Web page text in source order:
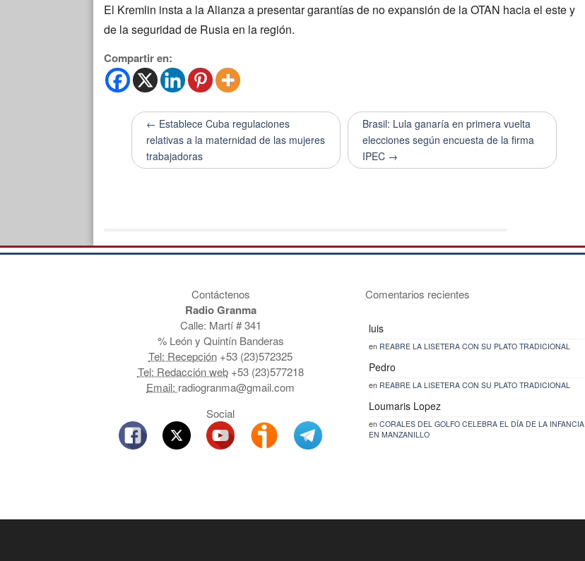
El Kremlin insta a la Alianza a presentar garantías de no expansión de la OTAN hacia el este y
de la seguridad de Rusia en la región.
Compartir en:
← Establece Cuba regulaciones
relativas a la maternidad de las mujeres
trabajadoras
Brasil: Lula ganaría en primera vuelta
elecciones según encuesta de la firma
IPEC →
Contáctenos
Radio Granma
Calle: Martí # 341
% León y Quintín Banderas
Tel: Recepción +53 (23)572325
Tel: Redacción web+53 (23)577218
Email: radiogranma@gmail.com
Social
Comentarios recientes
luis
en REABRE LA LISETERA CON SU PLATO TRADICIONAL
Pedro
en REABRE LA LISETERA CON SU PLATO TRADICIONAL
Loumaris Lopez
en CORALES DEL GOLFO CELEBRA EL DÍA DE LA INFANCIA
EN MANZANILLO